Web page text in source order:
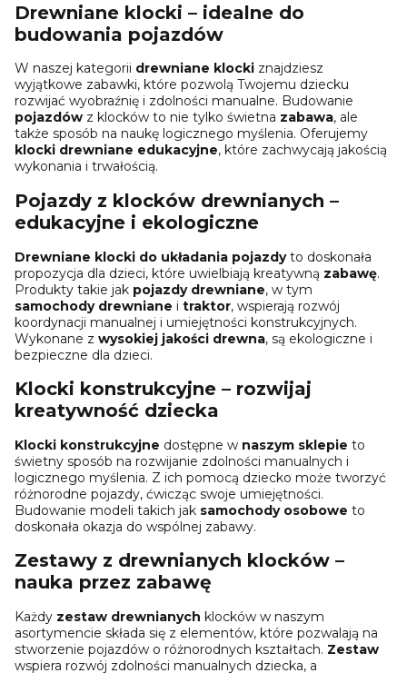
Drewniane klocki – idealne do
budowania pojazdów
W naszej kategorii drewniane klocki znajdziesz
wyjątkowe zabawki, które pozwolą Twojemu dziecku
rozwijać wyobraźnię i zdolności manualne. Budowanie
pojazdów z klocków to nie tylko świetna zabawa, ale
także sposób na naukę logicznego myślenia. Oferujemy
klocki drewniane edukacyjne, które zachwycają jakością
wykonania i trwałością.
Pojazdy z klocków drewnianych –
edukacyjne i ekologiczne
Drewniane klocki do układania pojazdyto doskonała
propozycja dla dzieci, które uwielbiają kreatywną zabawę.
Produkty takie jak pojazdy drewniane, w tym
samochody drewniane i traktor, wspierają rozwój
koordynacji manualnej i umiejętności konstrukcyjnych.
Wykonane z wysokiej jakości drewna, są ekologiczne i
bezpieczne dla dzieci.
Klocki konstrukcyjne – rozwijaj
kreatywność dziecka
Klocki konstrukcyjne dostępne w naszym sklepie to
świetny sposób na rozwijanie zdolności manualnych i
logicznego myślenia. Z ich pomocą dziecko może tworzyć
różnorodne pojazdy, ćwicząc swoje umiejętności.
Budowanie modeli takich jak samochody osobowe to
doskonała okazja do wspólnej zabawy.
Zestawy z drewnianych klocków –
nauka przez zabawę
Każdy zestaw drewnianych klocków w naszym
asortymencie składa się z elementów, które pozwalają na
stworzenie pojazdów o różnorodnych kształtach. Zestaw
wspiera rozwój zdolności manualnych dziecka, a